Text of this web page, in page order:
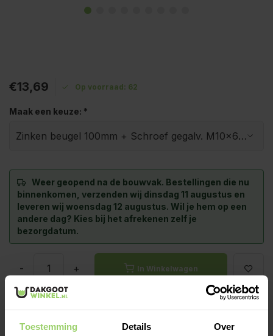
Toestemming Details Over
€13,69 Op voorraad: 62
Maak een keuze: *
Weer geopend na de bouwvak. Bestellingen die nu
binnenkomen, verzenden wij dinsdag 11 augustus en
leveren wij woensdag 12 augustus. Wil je hem op een
andere dag? Kies bij het afrekenen zelf je
bezorgdatum.
- + In Winkelwagen
Zinken beugels geven een exclusievere uitstraling dan
de zinken regenpijp mee waardoor het één strak geheel is en